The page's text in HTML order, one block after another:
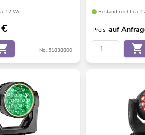
12 Wo.
€
No. 51838800
Bestand reicht ca.
Preis auf